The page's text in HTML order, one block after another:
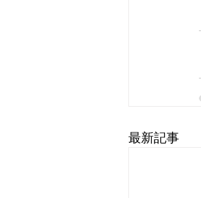
最新記事